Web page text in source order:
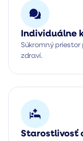
Individuálne
Súkromný
zdraví.
Starostlivosť